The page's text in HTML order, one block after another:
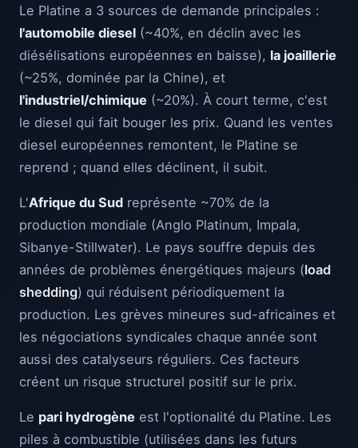
Le Platine a 3 sources de demande principales :
l'automobile diesel (~40%, en déclin avec les
diésélisations européennes en baisse), la joaillerie
(~25%, dominée par la Chine), et
l'industriel/chimique (~20%). À court terme, c'est
le diesel qui fait bouger les prix. Quand les ventes
diesel européennes remontent, le Platine se
reprend ; quand elles déclinent, il subit.
L'Afrique du Sud représente ~70% de la
production mondiale (Anglo Platinum, Impala,
Sibanye-Stillwater). Le pays souffre depuis des
années de problèmes énergétiques majeurs (load
shedding) qui réduisent périodiquement la
production. Les grèves mineures sud-africaines et
les négociations syndicales chaque année sont
aussi des catalyseurs réguliers. Ces facteurs
créent un risque structurel positif sur le prix.
Le pari hydrogène est l'optionalité du Platine. Les
piles à combustible (utilisées dans les futurs